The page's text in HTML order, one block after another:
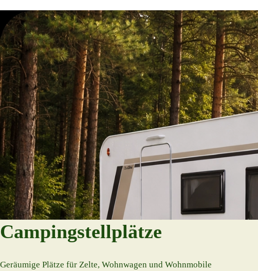
Campingstellplätze
Geräumige Plätze für Zelte, Wohnwagen und Wohnmobile